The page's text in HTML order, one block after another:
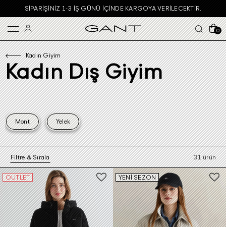
SIPARIŞINIZ 1-3 IŞ GÜNÜ IÇINDE KARGOYA VERILECEKTIR.
0
Kadın Giyim
Kadın Dış Giyim
Mont Yelek
Filtre & Sırala 31 ürün
OUTLET YENİ SEZON